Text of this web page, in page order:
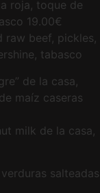
roja, toque de
19.00€
raw beef, pickles,
tabasco
de la casa,
maíz caseras
milk de la casa,
salteadas